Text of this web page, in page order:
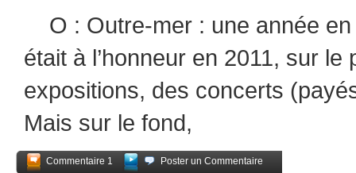
O : Outre-mer : une année
était à l’honneur en 2011, sur
expositions, des concerts
Mais sur le fond,
Commentaire 1
Poster un Commentaire